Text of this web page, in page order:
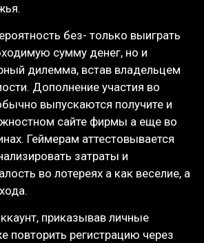
без- только выиграть
сумму денег, но и
дилемма, встав владельцем
Дополнение участия во
выпускаются получите и
сайте фирмы а еще во
Геймерам аттестовывается
затраты и
во лотереях а как веселие, а
приказывав личные
повторить регистрацию через